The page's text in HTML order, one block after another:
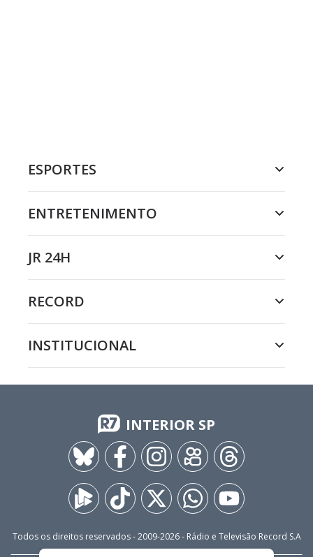
ESPORTES
ENTRETENIMENTO
JR 24H
RECORD
INSTITUCIONAL
INTERIOR SP
Todos os direitos reservados - 2009-2026- Rádio e Televisão Record S.A